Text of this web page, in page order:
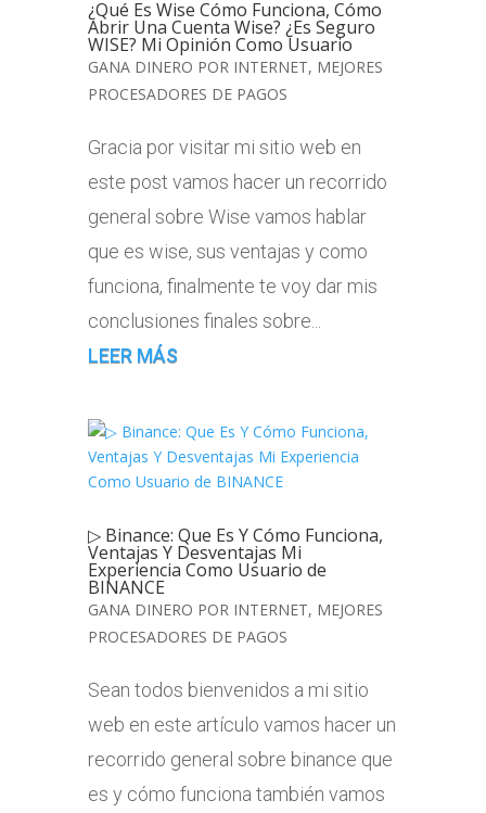
¿Qué Es Wise Cómo Funciona, Cómo
Abrir Una Cuenta Wise? ¿Es Seguro
WISE? Mi Opinión Como Usuario
GANA DINERO POR INTERNET, MEJORES
PROCESADORES DE PAGOS
Gracia por visitar mi sitio web en
este post vamos hacer un recorrido
general sobre Wise vamos hablar
que es wise, sus ventajas y como
funciona, finalmente te voy dar mis
conclusiones finales sobre...
LEER MÁS
▷ Binance: Que Es Y Cómo Funciona,
Ventajas Y Desventajas Mi
Experiencia Como Usuario de
BINANCE
GANA DINERO POR INTERNET, MEJORES
PROCESADORES DE PAGOS
Sean todos bienvenidos a mi sitio
web en este artículo vamos hacer un
recorrido general sobre binance que
es y cómo funciona también vamos